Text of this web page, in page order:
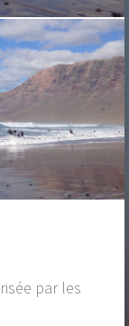
par les